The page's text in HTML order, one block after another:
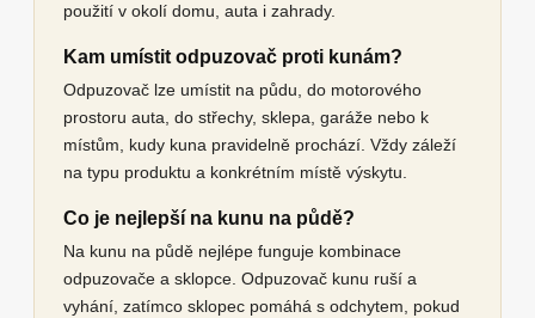
použití v okolí domu, auta i zahrady.
Kam umístit odpuzovač proti kunám?
Odpuzovač lze umístit na půdu, do motorového
prostoru auta, do střechy, sklepa, garáže nebo k
místům, kudy kuna pravidelně prochází. Vždy záleží
na typu produktu a konkrétním místě výskytu.
Co je nejlepší na kunu na půdě?
Na kunu na půdě nejlépe funguje kombinace
odpuzovače a sklopce. Odpuzovač kunu ruší a
vyhání, zatímco sklopec pomáhá s odchytem, pokud